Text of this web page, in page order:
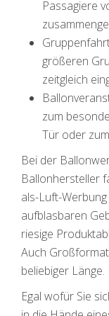
Passagiere
größeren
zeitgleich
zum
Tür oder
Bei der
Ballonhersteller
als-Luft-
aufblasbaren
riesige
Auch
beliebiger Länge.
Egal wofür Sie